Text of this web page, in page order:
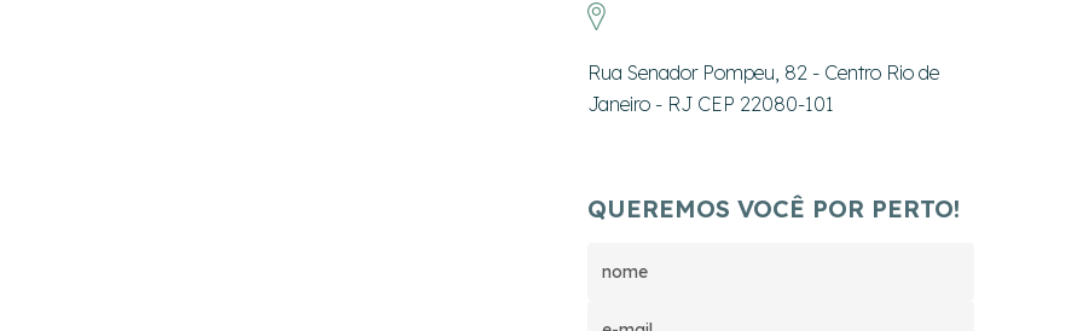
Rua Senador Pompeu, 82 - Centro Rio de
Janeiro - RJ CEP 22080-101
QUEREMOS VOCÊ POR PERTO!